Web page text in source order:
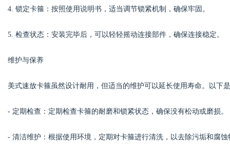
4. 锁定卡箍：按照使用说明书，适当调节锁紧机制，确保牢固。
5. 检查状态：安装完毕后，可以轻轻摇动连接部件，确保连接稳定。
维护与保养
美式速放卡箍虽然设计耐用，但适当的维护可以延长使用寿命。以下
- 定期检查：定期检查卡箍的耐磨和锁紧状态，确保没有松动或磨损。
- 清洁维护：根据使用环境，定期对卡箍进行清洗，以去除污垢和腐蚀